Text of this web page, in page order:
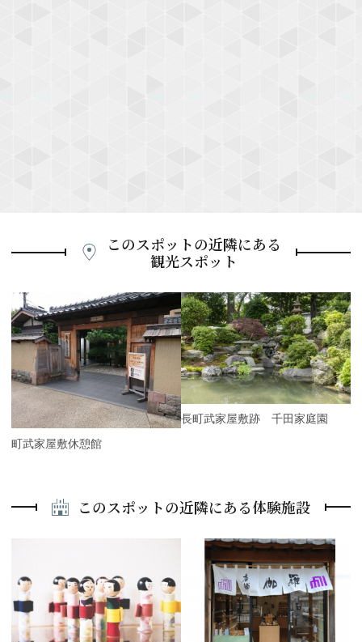
このスポットの近隣にある
観光スポット
P
r
e
v
o
u
s
長町武家屋敷休憩館
長町武家屋敷跡 千田家庭園
N
e
x
t
このスポットの近隣にある体験施設
e
v
i
o
u